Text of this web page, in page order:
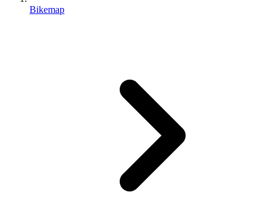
Bikemap